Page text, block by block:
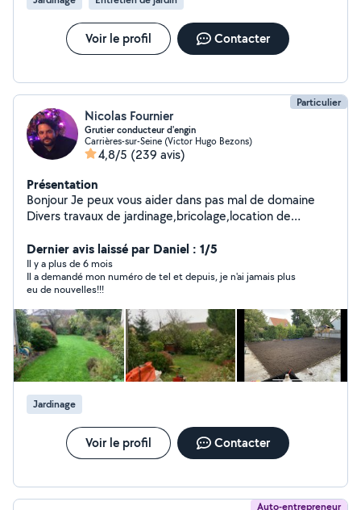
Voir le profil Contacter
Particulier
Nicolas Fournier
Grutier conducteur d'engin
Carrières-sur-Seine (Victor Hugo Bezons)
4,8/5 (239 avis)
Présentation
Bonjour Je peux vous aider dans pas mal de domaine
Divers travaux de jardinage,bricolage,location de
gravats, montage de meubles... Je suis outillé et
véhiculé et peux me deplacer dans dans l IDF +
Dernier avis laissé par Daniel : 1/5
Il y a plus de 6 mois
Il a demandé mon numéro de tel et depuis, je n'ai jamais plus
eu de nouvelles!!!
Jardinage
Voir le profil Contacter
Auto-entrepreneur